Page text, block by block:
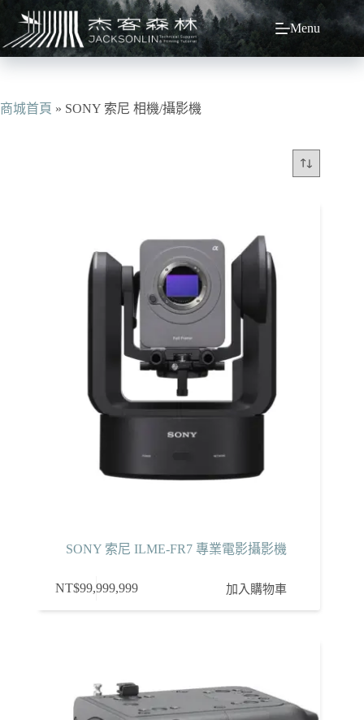
主
容
Menu
商城首頁 » SONY 索尼 相機/攝影機
SONY 索尼 ILME-FR7 專業電影攝影機
NT$99,999,999 加入購物車